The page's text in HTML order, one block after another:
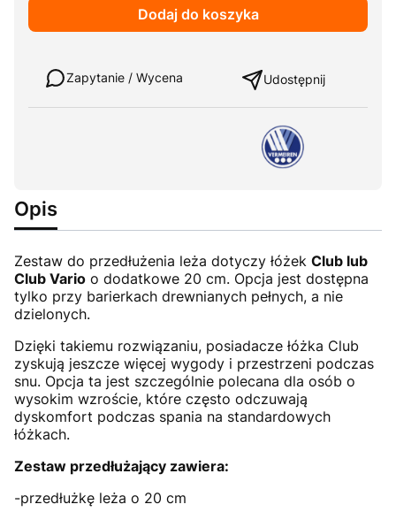
Dodaj do koszyka
Zapytanie / Wycena Udostępnij
Opis
Zestaw do przedłużenia leża dotyczy łóżek Club lub
Club Vario o dodatkowe 20 cm. Opcja jest dostępna
tylko przy barierkach drewnianych pełnych, a nie
dzielonych.
Dzięki takiemu rozwiązaniu, posiadacze łóżka Club
zyskują jeszcze więcej wygody i przestrzeni podczas
snu. Opcja ta jest szczególnie polecana dla osób o
wysokim wzroście, które często odczuwają
dyskomfort podczas spania na standardowych
łóżkach.
Zestaw przedłużający zawiera:
-przedłużkę leża o 20 cm